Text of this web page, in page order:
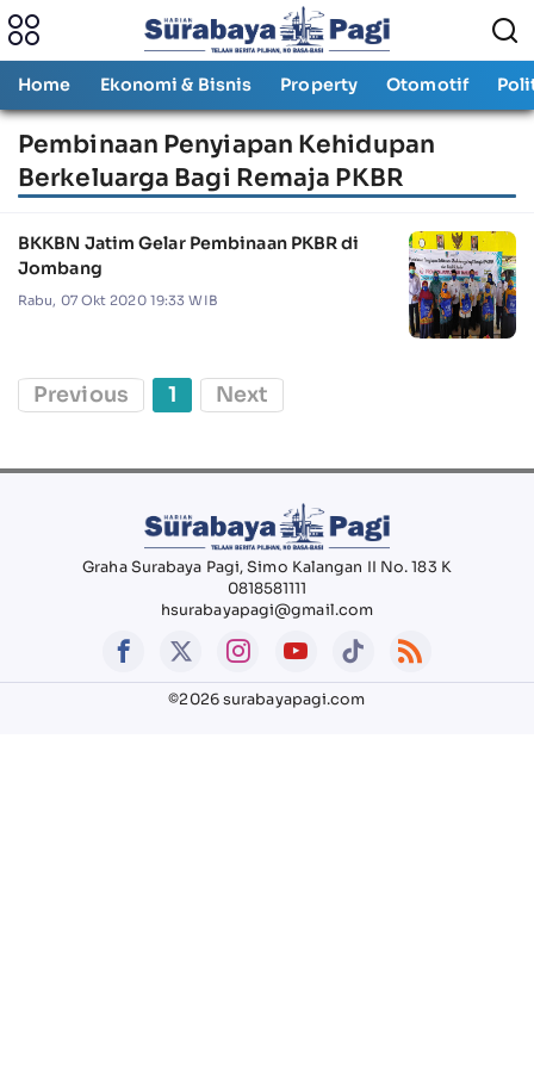
Home Ekonomi & Bisnis Property Otomotif
Pembinaan Penyiapan Kehidupan
Berkeluarga Bagi Remaja PKBR
BKKBN Jatim Gelar Pembinaan PKBR di
Jombang
Rabu, 07 Okt 2020 19:33 WIB
Previous 1 Next
Graha Surabaya Pagi, Simo Kalangan II No. 183 K
0818581111
hsurabayapagi@gmail.com
©2026 surabayapagi.com